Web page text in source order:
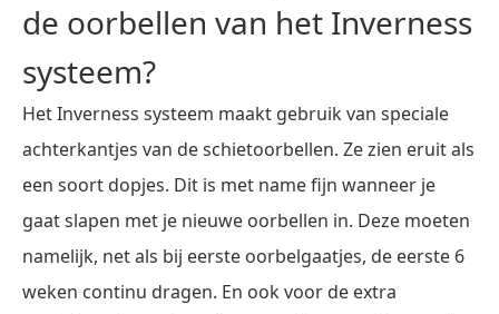
de oorbellen van het Inverness
systeem?
Het Inverness systeem maakt gebruik van speciale
achterkantjes van de schietoorbellen. Ze zien eruit als
een soort dopjes. Dit is met name fijn wanneer je
gaat slapen met je nieuwe oorbellen in. Deze moeten
namelijk, net als bij eerste oorbelgaatjes, de eerste 6
weken continu dragen. En ook voor de extra